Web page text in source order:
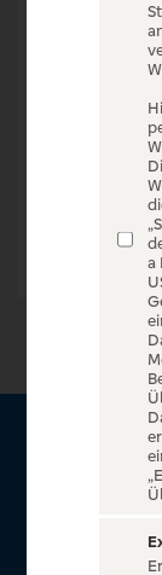
Zur
Über VR
für alle Kunden
unserem
a